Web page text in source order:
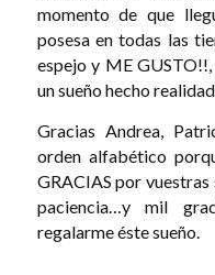
momento de que
posesa en todas las
espejo y ME
un sueño hecho
Gracias Andrea,
orden alfabético
GRACIAS por
paciencia…y mil
regalarme éste sueño.